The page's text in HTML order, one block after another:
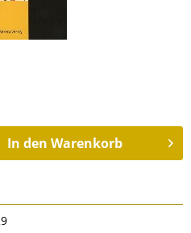
In den Warenkorb